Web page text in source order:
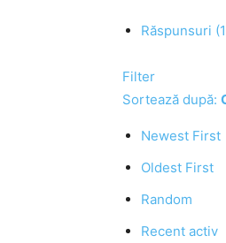
Răspunsuri
Filter
Sortează după:
Newest First
Oldest First
Random
Recent activ